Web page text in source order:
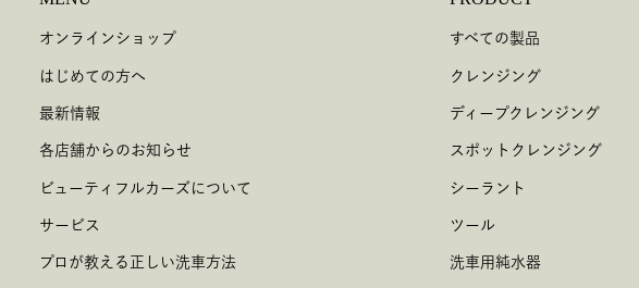
オンラインショップ
はじめての方へ
最新情報
各店舗からのお知らせ
ビューティフルカーズについて
サービス
プロが教える正しい洗車方法
すべての製品
クレンジング
ディープクレンジング
スポットクレンジング
シーラント
ツール
洗車用純水器